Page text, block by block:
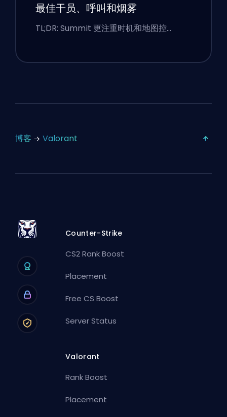
最佳干员、呼叫和烟雾
TL;DR: Summit 更注重时机和地图控…
博客 Valorant
Counter-Strike
CS2 Rank Boost
Placement
Free CS Boost
Server Status
Valorant
Rank Boost
Placement